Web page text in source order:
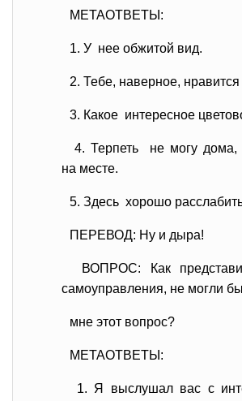
МЕТАОТВЕТЫ:
1. У нее обжитой вид.
2. Тебе, наверное, нравится
3. Какое интересное
4. Терпеть не могу дома,
на месте.
5. Здесь хорошо
ПЕРЕВОД: Ну и дыра!
ВОПРОС: Как
самоуправления, не могли
мне этот вопрос?
МЕТАОТВЕТЫ:
1. Я выслушал вас с